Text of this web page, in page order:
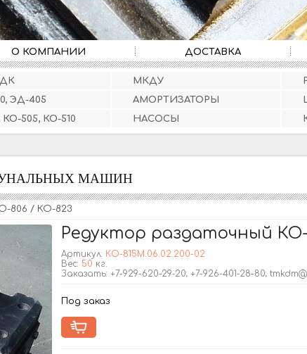
О КОМПАНИИ ДОСТАВКА
МКДУ
ЭД-405 АМОРТИЗАТОРЫ
КО-505, КО-510 НАСОСЫ
МАШИН
806 / КО-823
Редуктор раздаточный КО-
Артикул: КО-815М.06.02.200-02
Вес: 50 кг.
Заказать: +7-929-620-29-20; +7-926-401-28-80;
Под заказ